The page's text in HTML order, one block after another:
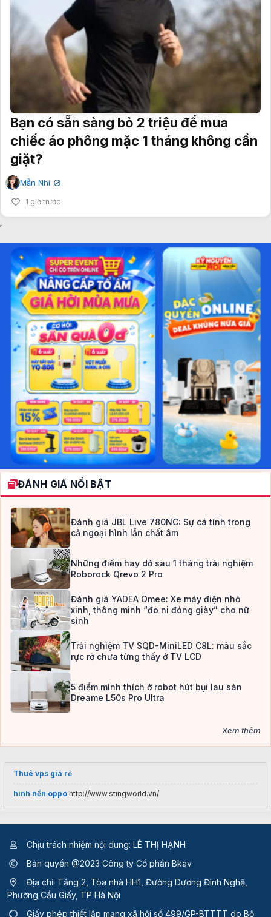
Bạn có sẵn sàng bỏ 2 triệu để mua
chiếc áo phông mặc 1 tháng không cần
giặt?
Mẫn Nhi ✔
1 giờ trước
ĐÁNH GIÁ NỔI BẬT
Đánh giá JBL Live 780NC: Sự cá tính trong
cả ngoại hình lẫn chất âm
Những điểm hay dở sau 1 tháng trải nghiệm
Roborock Qrevo 2 Pro
Đánh giá YADEA Omee: Xe máy điện nhỏ
xinh, thông minh “đo ni đóng giày” cho nữ
sinh
Trải nghiệm TV SQD-MiniLED C8L: màu sắc
rực rỡ chưa từng thấy ở TV LCD
5 điểm mình thích ở robot hút bụi lau sàn
Dreame L50s Pro Ultra
Xem thêm
Thuê vps giá rẻ
hình nền oppo http://www.stingworld.vn/
Chịu trách nhiệm nội dung: LÊ THỊ HẠNH
Bản quyền @2023 Công ty Cổ phần Bkav
Địa chỉ: Tầng 2, Tòa nhà HH1, Đường Dương Đình Nghệ,
Phường Cầu Giấy, TP Hà Nội
Giấy phép thiết lập mạng xã hội số 499/GP-BTTTT do Bộ